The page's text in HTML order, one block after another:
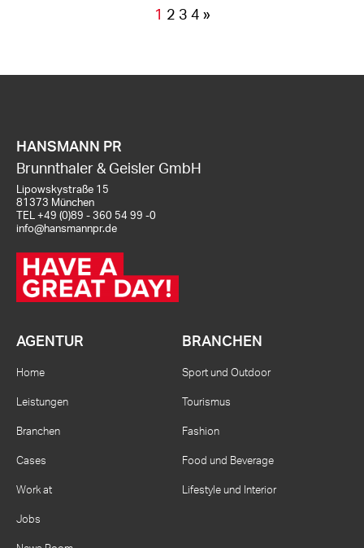
1 2 3 4 »
HANSMANN PR
Brunnthaler & Geisler GmbH
Lipowskystraße 15
81373 München
TEL +49 (0)89 - 360 54 99 -0
info@hansmannpr.de
AGENTUR
Home
Leistungen
Branchen
Cases
Work at
Jobs
BRANCHEN
Sport und Outdoor
Tourismus
Fashion
Food und Beverage
Lifestyle und Interior